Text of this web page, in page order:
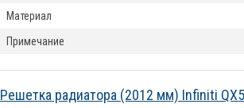
Материал
Примечание
Решетка радиатора (2012 мм) Infiniti